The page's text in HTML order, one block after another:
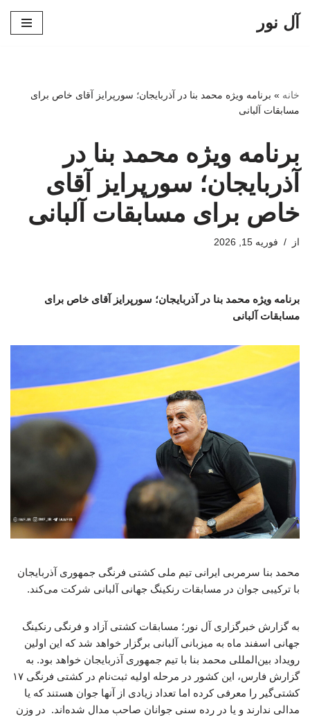
آل نور
خانه » برنامه ویژه محمد بنا در آذربایجان؛ سورپرایز آقای خاص برای
مسابقات آلبانی
برنامه ویژه محمد بنا در
آذربایجان؛ سورپرایز آقای
خاص برای مسابقات آلبانی
از فوریه 15, 2026
برنامه ویژه محمد بنا در آذربایجان؛ سورپرایز آقای خاص برای
مسابقات آلبانی
محمد بنا سرمربی ایرانی تیم ملی کشتی فرنگی جمهوری آذربایجان
با ترکیبی جوان در مسابقات رنکینگ جهانی آلبانی شرکت می‌کند.
به گزارش خبرگزاری آل نور؛ مسابقات کشتی آزاد و فرنگی رنکینگ
جهانی اسفند ماه به میزبانی آلبانی برگزار خواهد شد که این اولین
رویداد بین‌المللی محمد بنا با تیم جمهوری آذربایجان خواهد بود. به
گزارش فارس، این کشور در مرحله اولیه ثبت‌نام در کشتی فرنگی ۱۷
کشتی‌گیر را معرفی کرده اما تعداد زیادی از آنها جوان هستند که یا
مدالی ندارند و یا در رده سنی جوانان صاحب مدال شده‌اند. در وزن